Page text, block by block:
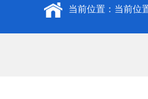
当前位置：当前位